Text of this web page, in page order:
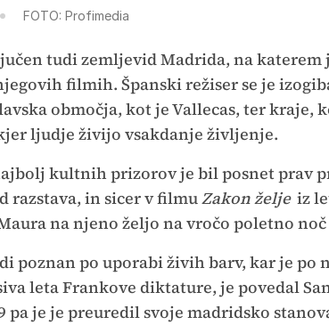
FOTO: Profimedia
tudi zemljevid Madrida, na
filmih. Španski režiser se je
območja, kot je Vallecas, ter kraje,
ljudje živijo vsakdanje življenje.
kultnih prizorov je bil posnet prav
razstava, in sicer v filmuZakon želje iz
na njeno željo na vročo poletno
poznan po uporabi živih barv, kar je po
leta Frankove diktature, je povedal
pa je je preuredil svoje madridsko